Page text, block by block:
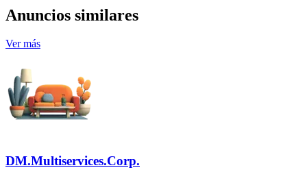
Anuncios similares
Ver más
DM.Multiservices.Corp.